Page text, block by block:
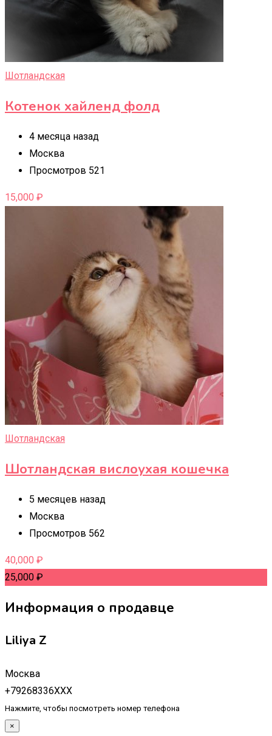
Шотландская
Котенок хайленд фолд
4 месяца назад
Москва
Просмотров 521
15,000 ₽
Шотландская
Шотландская вислоухая кошечка
5 месяцев назад
Москва
Просмотров 562
40,000 ₽
25,000 ₽
Информация о продавце
Liliya Z
Москва
+79268336XXX
Нажмите, чтобы посмотреть номер телефона
×